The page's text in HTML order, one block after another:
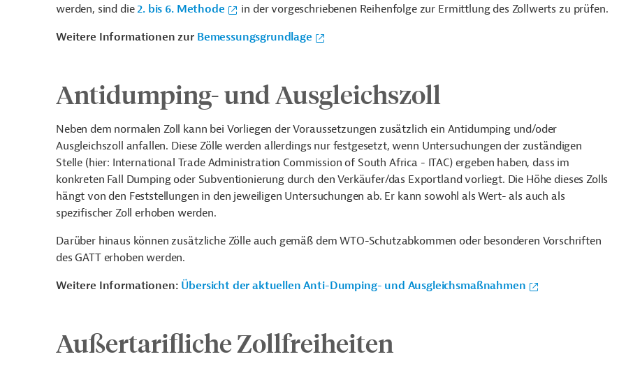
werden, sind die2. bis 6. Methode
in der vorgeschriebenen Reihenfolge zur Ermittlung des Zollwerts zu prüfen.
Weitere Informationen zur Bemessungsgrundlage
Antidumping- und Ausgleichszoll
Neben dem normalen Zoll kann bei Vorliegen der Voraussetzungen zusätzlich ein Antidumping und/oder
Ausgleichszoll anfallen. Diese Zölle werden allerdings nur festgesetzt, wenn Untersuchungen der zuständigen
Stelle (hier: International Trade Administration Commission of South Africa - ITAC) ergeben haben, dass im
konkreten Fall Dumping oder Subventionierung durch den Verkäufer/das Exportland vorliegt. Die Höhe dieses Zolls
hängt von den Feststellungen in den jeweiligen Untersuchungen ab. Er kann sowohl als Wert- als auch als
spezifischer Zoll erhoben werden.
Darüber hinaus können zusätzliche Zölle auch gemäß dem WTO-Schutzabkommen oder besonderen Vorschriften
des GATT erhoben werden.
Weitere Informationen: Übersicht der aktuellen Anti-Dumping- und Ausgleichsmaßnahmen
Außertarifliche Zollfreiheiten